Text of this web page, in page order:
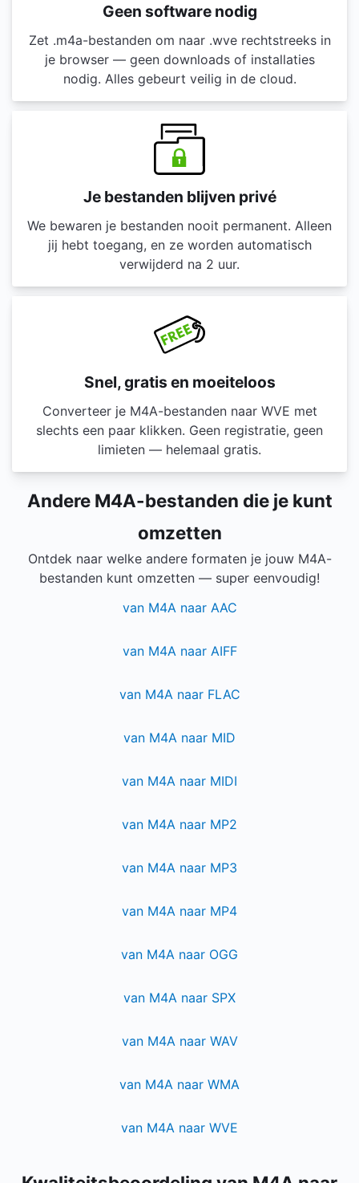
Geen software nodig
Zet .m4a-bestanden om naar .wve rechtstreeks in
je browser — geen downloads of installaties
nodig. Alles gebeurt veilig in de cloud.
Je bestanden blijven privé
We bewaren je bestanden nooit permanent. Alleen
jij hebt toegang, en ze worden automatisch
verwijderd na 2 uur.
Snel, gratis en moeiteloos
Converteer je M4A-bestanden naar WVE met
slechts een paar klikken. Geen registratie, geen
limieten — helemaal gratis.
Andere M4A-bestanden die je kunt
omzetten
Ontdek naar welke andere formaten je jouw M4A-
bestanden kunt omzetten — super eenvoudig!
van M4A naar AAC
van M4A naar AIFF
van M4A naar FLAC
van M4A naar MID
van M4A naar MIDI
van M4A naar MP2
van M4A naar MP3
van M4A naar MP4
van M4A naar OGG
van M4A naar SPX
van M4A naar WAV
van M4A naar WMA
van M4A naar WVE